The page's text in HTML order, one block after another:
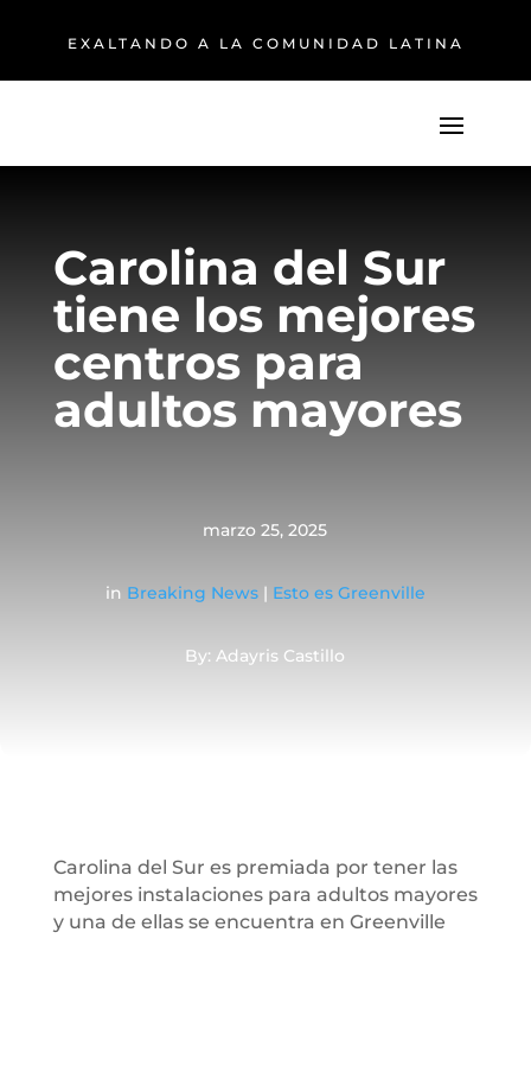
EXALTANDO A LA COMUNIDAD LATINA
Carolina del Sur
tiene los mejores
centros para
adultos mayores
marzo 25, 2025
in Breaking News| Esto es Greenville
By: Adayris Castillo
Carolina del Sur es premiada por tener las
mejores instalaciones para adultos mayores
y una de ellas se encuentra en Greenville